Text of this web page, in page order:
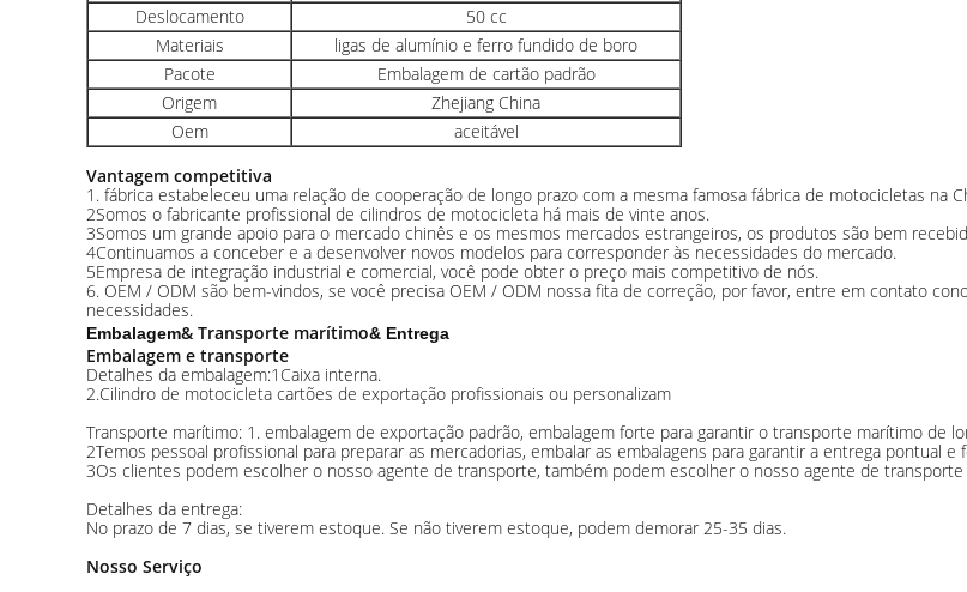
Deslocamento
50 cc
Materiais
ligas de alumínio e ferro fundido de boro
Pacote
Embalagem de cartão padrão
Origem
Zhejiang China
Oem
aceitável
Vantagem competitiva
1. fábrica estabeleceu uma relação de cooperação de longo prazo com a mesma famosa fábrica de motocicletas na
2Somos o fabricante profissional de cilindros de motocicleta há mais de vinte anos.
3Somos um grande apoio para o mercado chinês e os mesmos mercados estrangeiros, os produtos são bem
4Continuamos a conceber e a desenvolver novos modelos para corresponder às necessidades do mercado.
5Empresa de integração industrial e comercial, você pode obter o preço mais competitivo de nós.
6. OEM / ODM são bem-vindos, se você precisa OEM / ODM nossa fita de correção, por favor, entre em contato
necessidades.
Embalagem& Transporte marítimo& Entrega
Embalagem e transporte
Detalhes da embalagem:1Caixa interna.
2.Cilindro de motocicleta cartões de exportação profissionais ou personalizam
Transporte marítimo: 1. embalagem de exportação padrão, embalagem forte para garantir o transporte marítimo de
2Temos pessoal profissional para preparar as mercadorias, embalar as embalagens para garantir a entrega pontual e
3Os clientes podem escolher o nosso agente de transporte, também podem escolher o nosso agente de transporte
Detalhes da entrega:
No prazo de 7 dias, se tiverem estoque. Se não tiverem estoque, podem demorar 25-35 dias.
Nosso Serviço